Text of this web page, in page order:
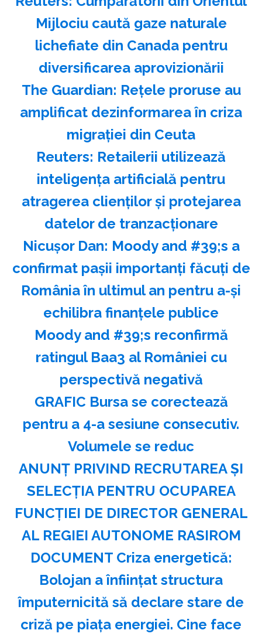
Mijlociu caută gaze naturale
lichefiate din Canada pentru
diversificarea aprovizionării
The Guardian: Reţele proruse au
amplificat dezinformarea în criza
migraţiei din Ceuta
Reuters: Retailerii utilizează
inteligenţa artificială pentru
atragerea clienţilor şi protejarea
datelor de tranzacţionare
Nicuşor Dan: Moody and #39;s a
confirmat paşii importanţi făcuţi de
România în ultimul an pentru a-şi
echilibra finanţele publice
Moody and #39;s reconfirmă
ratingul Baa3 al României cu
perspectivă negativă
GRAFIC Bursa se corectează
pentru a 4-a sesiune consecutiv.
Volumele se reduc
ANUNŢ PRIVIND RECRUTAREA ŞI
SELECŢIA PENTRU OCUPAREA
FUNCŢIEI DE DIRECTOR GENERAL
AL REGIEI AUTONOME RASIROM
DOCUMENT Criza energetică:
Bolojan a înființat structura
împuternicită să declare stare de
criză pe piața energiei. Cine face